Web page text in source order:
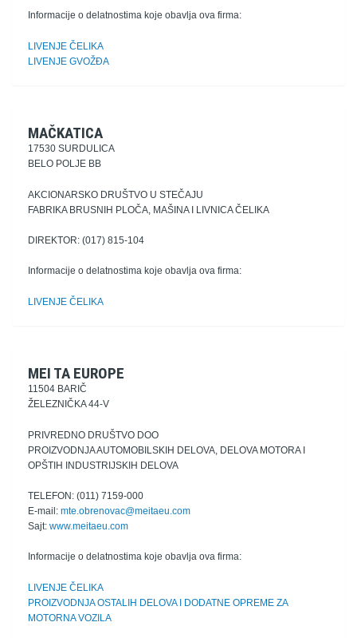
Informacije o delatnostima koje obavlja ova firma:
LIVENJE ČELIKA
LIVENJE GVOŽĐA
MAČKATICA
17530 SURDULICA
BELO POLJE BB
AKCIONARSKO DRUŠTVO U STEČAJU
FABRIKA BRUSNIH PLOČA, MAŠINA I LIVNICA ČELIKA
DIREKTOR: (017) 815-104
Informacije o delatnostima koje obavlja ova firma:
LIVENJE ČELIKA
MEI TA EUROPE
11504 BARIČ
ŽELEZNIČKA 44-V
PRIVREDNO DRUŠTVO DOO
PROIZVODNJA AUTOMOBILSKIH DELOVA, DELOVA MOTORA I
OPŠTIH INDUSTRIJSKIH DELOVA
TELEFON: (011) 7159-000
E-mail: mte.obrenovac@meitaeu.com
Sajt: www.meitaeu.com
Informacije o delatnostima koje obavlja ova firma:
LIVENJE ČELIKA
PROIZVODNJA OSTALIH DELOVA I DODATNE OPREME ZA
MOTORNA VOZILA